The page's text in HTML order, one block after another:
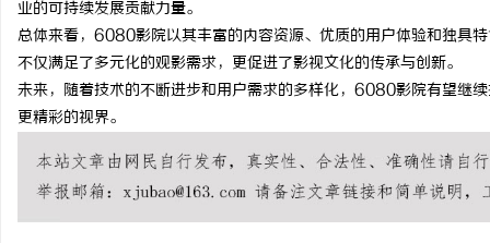
业的可持续发展贡献力量。
总体来看，6080影院以其丰富的内容资源、优质的用户体验和独具
不仅满足了多元化的观影需求，更促进了影视文化的传承与创新。
未来，随着技术的不断进步和用户需求的多样化，6080影院有望继
更精彩的视界。
武汉配眼镜 上海配眼镜